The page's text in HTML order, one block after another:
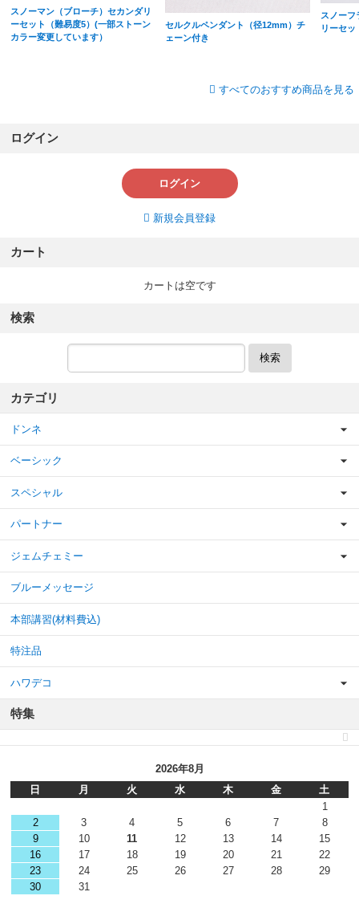
スノーマン（ブローチ）セカンダリ
ーセット（難易度5）(一部ストーン
カラー変更しています）
セルクルペンダント（径12mm）チ
ェーン付き
スノーフ
リーセッ
すべてのおすすめ商品を見る
ログイン
ログイン
新規会員登録
カート
カートは空です
検索
検索
カテゴリ
ドンネ
ベーシック
スペシャル
パートナー
ジェムチェミー
ブルーメッセージ
本部講習(材料費込)
特注品
ハワデコ
特集
2026年8月
日
月 火 水 木 金
土
1
2
3 4 5 6 7
8
9
10 11 12 13 14
15
16
17 18 19 20 21
22
23
24 25 26 27 28
29
30
31